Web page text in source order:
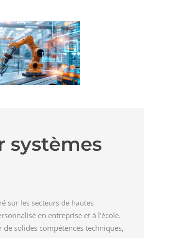
systèmes
sur les secteurs de hautes
en entreprise et à l’école.
solides compétences techniques,